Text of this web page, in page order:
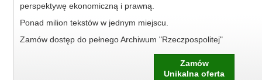
perspektywę ekonomiczną i prawną.
Ponad milion tekstów w jednym miejscu.
Zamów dostęp do pełnego Archiwum "Rzeczpospolitej"
Zamów
Unikalna oferta